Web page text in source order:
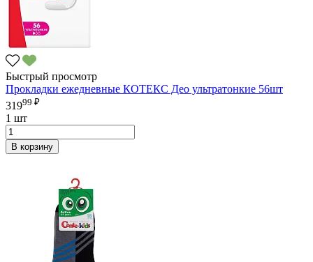
Быстрый просмотр
Прокладки ежедневные КОТЕКС Део ультратонкие 56шт
31999 ₽
1 шт
В корзину